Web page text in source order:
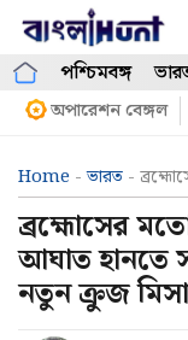
Skip
contentপশ্চিমবঙ্গ
অপারেশন বেঙ্গল
Home -ভারত -
ব্রহ্মোসের
আঘাত হানতে
নতুন ক্রুজ